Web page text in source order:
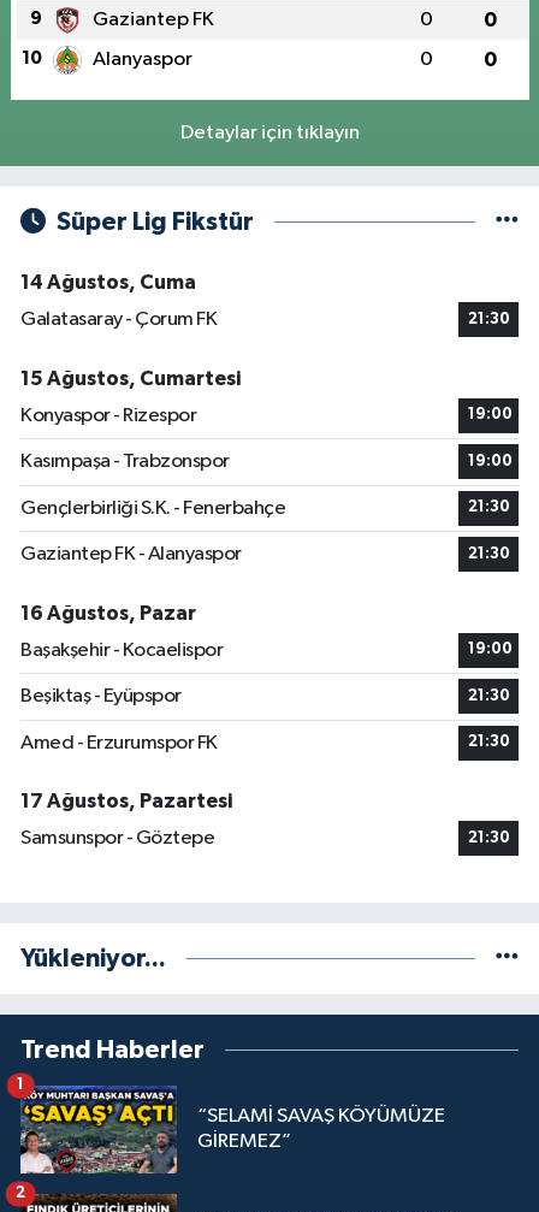
9 Gaziantep FK 0 0
10 Alanyaspor 0 0
Detaylar için tıklayın
Süper Lig Fikstür
14 Ağustos, Cuma
Galatasaray - Çorum FK
21:30
15 Ağustos, Cumartesi
Konyaspor - Rizespor
19:00
Kasımpaşa - Trabzonspor 19:00
Gençlerbirliği S.K. - Fenerbahçe 21:30
Gaziantep FK - Alanyaspor 21:30
16 Ağustos, Pazar
Başakşehir - Kocaelispor
19:00
Beşiktaş - Eyüpspor 21:30
Amed - Erzurumspor FK 21:30
17 Ağustos, Pazartesi
Samsunspor - Göztepe
21:30
Yükleniyor...
Trend Haberler
“SELAMİ SAVAŞ KÖYÜMÜZE
GİREMEZ”
1
2